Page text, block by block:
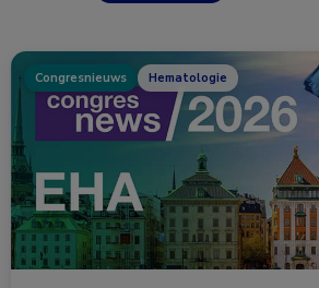
Congresnieuws Hematologie